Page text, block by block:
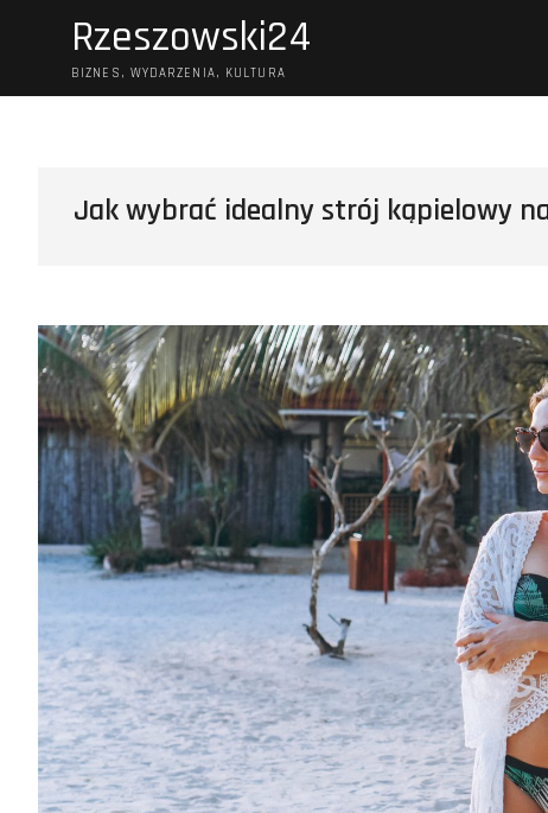
Rzeszowski24
BIZNES, WYDARZENIA, KULTURA
Jak wybrać idealny strój kąpielowy